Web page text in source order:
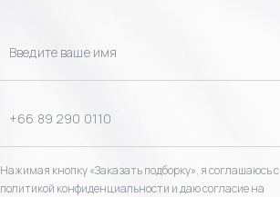
Нажимая кнопку «Заказать подборку», я соглашаюсь с
политикой конфиденциальности и даю согласие на